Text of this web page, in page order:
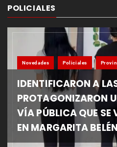
POLICIALES
Novedades Policiales
IDENTIFICARON A
PROTAGONIZARON
VÍA PÚBLICA QUE SE
EN MARGARITA BELÉN